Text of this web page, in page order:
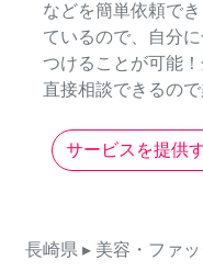
などを簡単依頼で
ているので、自分
つけることが可能
直接相談できるの
サービスを提供
長崎県 ▸ 美容・ファ